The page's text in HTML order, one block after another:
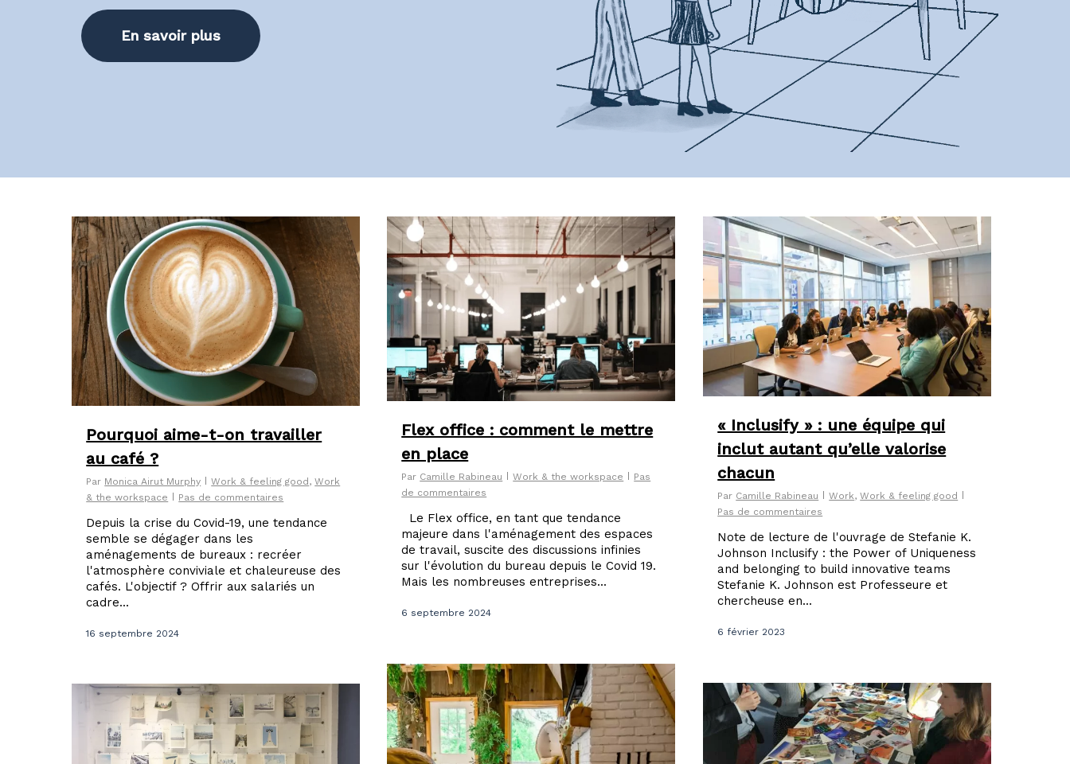
Hit enter to search or ESC to close
En savoir plus
Pourquoi aime-t-on travailler
au café ?
Par Monica Airut Murphy Work & feeling good,Work
& the workspace
Pas de commentaires
Depuis la crise du Covid-19, une tendance
semble se dégager dans les
aménagements de bureaux : recréer
l'atmosphère conviviale et chaleureuse des
cafés. L'objectif ? Offrir aux salariés un
cadre...
16 septembre 2024
Flex office : comment le mettre
en place
Par Camille Rabineau Work & the workspace
Pas
de commentaires
Le Flex office, en tant que tendance
majeure dans l'aménagement des espaces
de travail, suscite des discussions infinies
sur l'évolution du bureau depuis le Covid 19.
Mais les nombreuses entreprises...
6 septembre 2024
« Inclusify » : une équipe qui
inclut autant qu’elle valorise
chacun
Par Camille Rabineau Work,Work & feeling good
Pas de commentaires
Note de lecture de l'ouvrage de Stefanie K.
Johnson Inclusify : the Power of Uniqueness
and belonging to build innovative teams
Stefanie K. Johnson est Professeure et
chercheuse en...
6 février 2023